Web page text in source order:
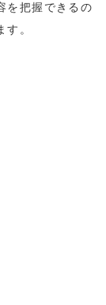
を把握できるの
。